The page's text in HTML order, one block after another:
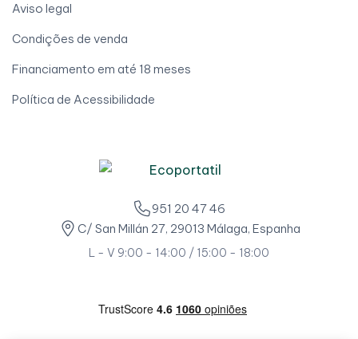
Aviso legal
Condições de venda
Financiamento em até 18 meses
Política de Acessibilidade
951 20 47 46
C/ San Millán 27, 29013 Málaga, Espanha
L - V 9:00 - 14:00 / 15:00 - 18:00